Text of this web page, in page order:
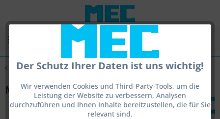
Der Schutz Ihrer Daten ist uns wichtig!
Wir verwenden Cookies und Third-Party-Tools, um die
Leistung der Website zu verbessern, Analysen
durchzuführen und Ihnen Inhalte bereitzustellen, die für Sie
relevant sind.
Übersicht Zubehör
MEC Berta II KK - Gewicht